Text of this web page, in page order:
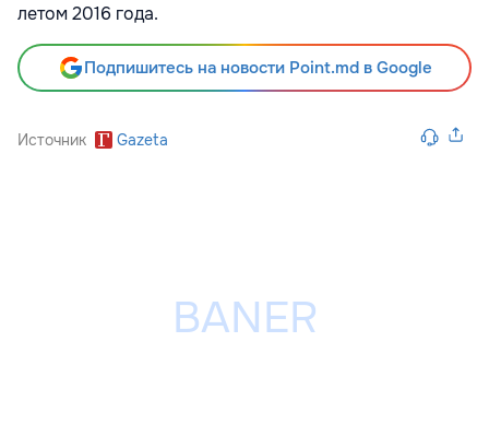
летом 2016 года.
Подпишитесь на новости Point.md в Google
Источник Gazeta